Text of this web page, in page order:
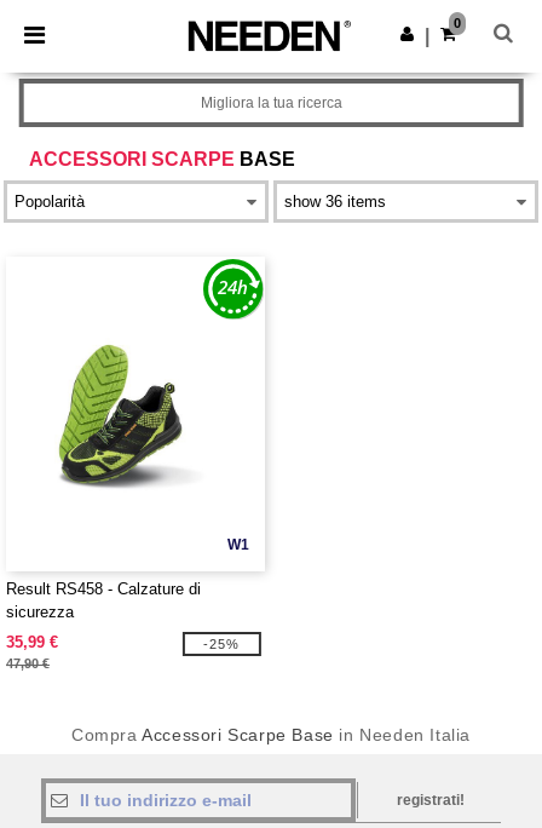
× App Needen
Prezzi migliori sull'app!
Scarica app
0
ACCESSORI SCARPE BASE
Migliora la tua ricerca
W1
Result RS458 - Calzature di
sicurezza
35,99 €
47,90 €
-25%
CompraAccessori Scarpe Base in Needen Italia
registrati!